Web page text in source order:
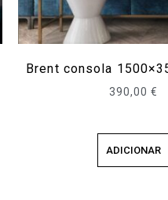
Brent consola
390,00€
ADICIONAR